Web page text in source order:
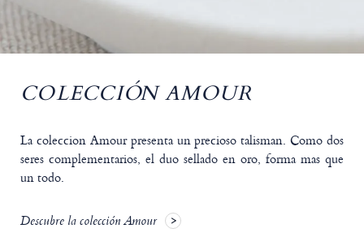
COLECCIÓN AMOUR
La coleccion Amour presenta un precioso talisman. Como dos
seres complementarios, el duo sellado en oro, forma mas que
un todo.
Descubre la colección Amour